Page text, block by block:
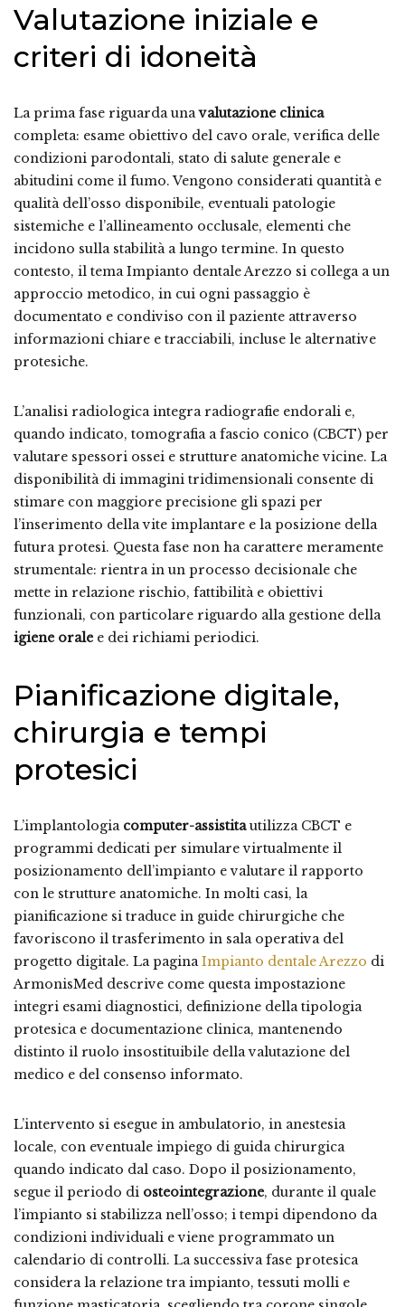
Valutazione iniziale e
criteri di idoneità
La prima fase riguarda unavalutazione clinica
completa: esame obiettivo del cavo orale, verifica delle
condizioni parodontali, stato di salute generale e
abitudini come il fumo. Vengono considerati quantità e
qualità dell’osso disponibile, eventuali patologie
sistemiche e l’allineamento occlusale, elementi che
incidono sulla stabilità a lungo termine. In questo
contesto, il tema Impianto dentale Arezzo si collega a un
approccio metodico, in cui ogni passaggio è
documentato e condiviso con il paziente attraverso
informazioni chiare e tracciabili, incluse le alternative
protesiche.
L’analisi radiologica integra radiografie endorali e,
quando indicato, tomografia a fascio conico (CBCT) per
valutare spessori ossei e strutture anatomiche vicine. La
disponibilità di immagini tridimensionali consente di
stimare con maggiore precisione gli spazi per
l’inserimento della vite implantare e la posizione della
futura protesi. Questa fase non ha carattere meramente
strumentale: rientra in un processo decisionale che
mette in relazione rischio, fattibilità e obiettivi
funzionali, con particolare riguardo alla gestione della
igiene orale e dei richiami periodici.
Pianificazione digitale,
chirurgia e tempi
protesici
L’implantologia computer-assistitautilizza CBCT e
programmi dedicati per simulare virtualmente il
posizionamento dell’impianto e valutare il rapporto
con le strutture anatomiche. In molti casi, la
pianificazione si traduce in guide chirurgiche che
favoriscono il trasferimento in sala operativa del
progetto digitale. La paginaImpianto dentale Arezzo di
ArmonisMed descrive come questa impostazione
integri esami diagnostici, definizione della tipologia
protesica e documentazione clinica, mantenendo
distinto il ruolo insostituibile della valutazione del
medico e del consenso informato.
L’intervento si esegue in ambulatorio, in anestesia
locale, con eventuale impiego di guida chirurgica
quando indicato dal caso. Dopo il posizionamento,
segue il periodo di osteointegrazione, durante il quale
l’impianto si stabilizza nell’osso; i tempi dipendono da
condizioni individuali e viene programmato un
calendario di controlli. La successiva fase protesica
considera la relazione tra impianto, tessuti molli e